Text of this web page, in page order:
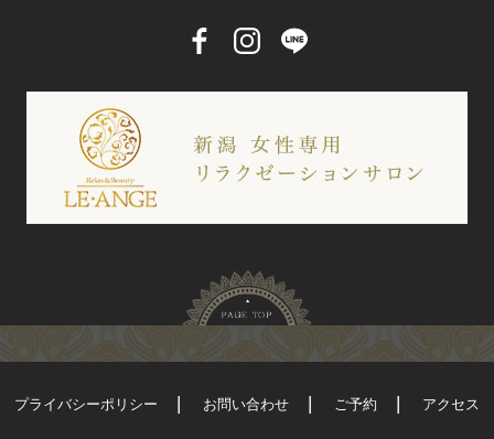
プライバシーポリシー お問い合わせ ご予約 アクセス